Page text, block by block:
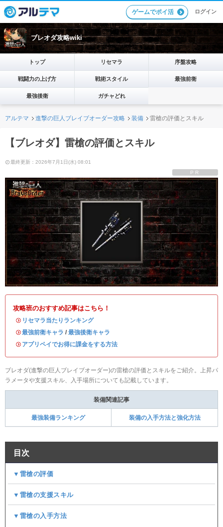
ゲームでポイ活 ログイン
ブレオダ攻略wiki
トップ リセマラ 序盤攻略
戦闘力の上げ方 戦術スタイル 最強前衛
最強後衛 ガチャどれ
アルテマ 進撃の巨人ブレイブオーダー攻略 装備 雷槍の評価とスキル
【ブレオダ】雷槍の評価とスキル
最終更新：2026年7月1日(水) 08:01
PR
攻略班のおすすめ記事はこちら！
・ リセマラ当たりランキング
・最強前衛キャラ / 最強後衛キャラ
・ アプリペイでお得に課金をする方法
ブレオダ(進撃の巨人ブレイブオーダー)の雷槍の評価とスキルをご紹介。上昇パ
ラメータや支援スキル、入手場所についても記載しています。
装備関連記事
最強装備ランキング 装備の入手方法と強化方法
目次
▼雷槍の評価
▼雷槍の支援スキル
▼雷槍の入手方法